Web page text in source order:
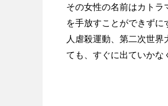
その女性の名前はカト
を手放すことができず
人虐殺運動、第二次世
ても、すぐに出ていかな